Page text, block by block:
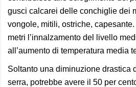
gusci calcarei delle conchiglie dei
vongole, mitili, ostriche,
metri l’innalzamento del livello
all’aumento di temperatura media
Soltanto una diminuzione drastica
serra, potrebbe avere il 50 per